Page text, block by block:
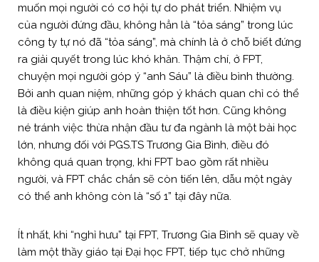
muốn mọi người có cơ hội tự do phát triển. Nhiệm vụ
của người đứng đầu, không hẳn là “tỏa sáng” trong lúc
công ty tự nó đã “tỏa sáng”, mà chính là ở chỗ biết đứng
ra giải quyết trong lúc khó khăn. Thậm chí, ở FPT,
chuyện mọi người góp ý “anh Sáu” là điều bình thường.
Bởi anh quan niệm, những góp ý khách quan chỉ có thể
là điều kiện giúp anh hoàn thiện tốt hơn. Cũng không
né tránh việc thừa nhận đầu tư đa ngành là một bài học
lớn, nhưng đối với PGS.TS Trương Gia Bình, điều đó
không quá quan trọng, khi FPT bao gồm rất nhiều
người, và FPT chắc chắn sẽ còn tiến lên, dẫu một ngày
có thể anh không còn là “số 1” tại đây nữa.
Ít nhất, khi “nghỉ hưu” tại FPT, Trương Gia Bình sẽ quay về
làm một thầy giáo tại Đại học FPT, tiếp tục chở những